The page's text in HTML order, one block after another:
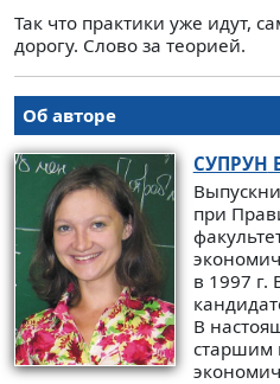
Так что практики уже идут,
дорогу. Слово за теорией.
Об авторе
СУПРУН
при
в 1997 г.
В
старшим